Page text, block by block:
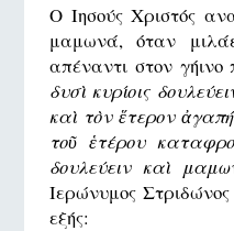
Ο Ιησούς Χριστός
μαμωνά, όταν
απέναντι στον γήινο
δυσὶ κυρίοις
καὶ τὸν ἕτερον
τοῦ ἑτέρου
δουλεύειν καὶ
Ιερώνυμος
εξής: